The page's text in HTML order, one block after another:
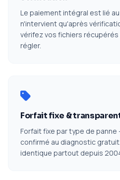
Le paiement intégral est lié
n'intervient qu'après
vérifez vos fichiers
régler.
Forfait fixe &
Forfait fixe par type de panne
confirmé au diagnostic
identique partout depuis